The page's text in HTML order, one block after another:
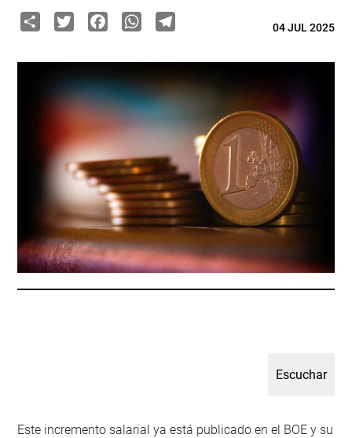
ShareTwitterFacebook
WhatsApp
Telegram04 JUL 2025
Este incremento salarial ya está publicado en el BOE y su